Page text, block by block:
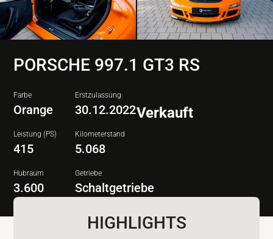
PORSCHE 997.1 GT3 RS
Farbe
Orange
Leistung (PS)
415
Hubraum
3.600
Erstzulassung
30.12.2022
Kilometerstand
5.068
Getriebe
Schaltgetriebe
Verkauft
HIGHLIGHTS